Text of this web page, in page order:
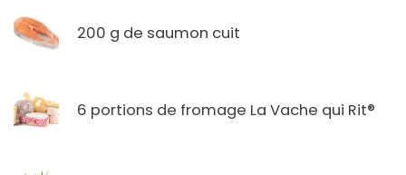
200 g de saumon cuit
6 portions de fromage La Vache qui Rit®